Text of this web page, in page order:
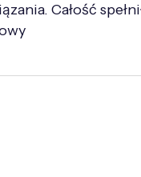
Całość